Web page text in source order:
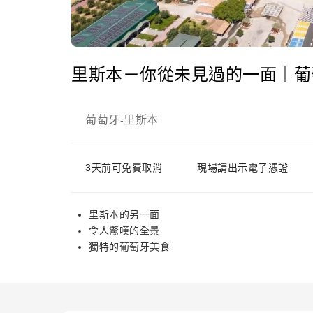
里斯本－你從未見過的一面｜
葡萄牙-里斯本
3天前可免費取消 現場請出示電子憑證
里斯本的另一面
令人驚嘆的全景
獨特的葡萄牙美食